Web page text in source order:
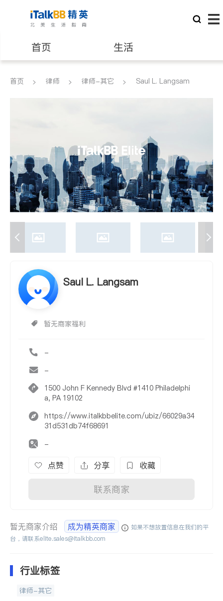
首页 生活
医生 律师
养老 非盈利组织
首页 律师 律师-其它 Saul L. Langsam
Saul L. Langsam
暂无商家福利
-
-
1500 John F Kennedy Blvd #1410 Philadelphi
a, PA 19102
https://www.italkbbelite.com/ubiz/66029a34
31d531db74f68691
-
点赞 分享 收藏
联系商家
暂无商家介绍 成为精英商家
如果不想放置信息在我们的平
台，请联系elite.sales@italkbb.com
行业标签
律师-其它